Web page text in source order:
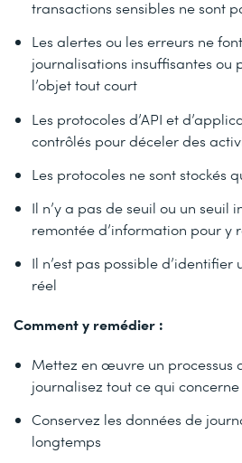
transactions sensibles ne sont
Les alertes ou les erreurs ne
journalisations insuffisantes ou
l’objet tout court
Les protocoles d’API et
contrôlés pour déceler des
Les protocoles ne sont stockés
Il n’y a pas de seuil ou un seuil
remontée d’information pour y
Il n’est pas possible
réel
Comment y remédier :
Mettez en œuvre un processus
journalisez tout ce qui
Conservez les données de
longtemps